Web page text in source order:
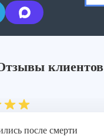
клиентов
после смерти